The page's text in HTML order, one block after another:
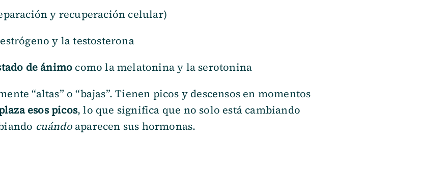
y recuperación celular)
y la testosterona
de ánimo como la melatonina y la serotonina
“altas” o “bajas”. Tienen picos y descensos en momentos
esos picos, lo que significa que no solo está cambiando
cuándoaparecen sus hormonas.